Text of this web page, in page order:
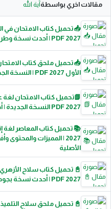
مقالات اخري بواسطةآية الله
📥 تحميل كتاب الامتحان في
2027 PDF | أحدث نسخة وطريقة الاستفادة منه
📥 تحميل ملحق كتاب
الأول 2027 PDF | النسخة الجديدة
📗تحميل كتاب الامتحان لغة
2027 PDF النسخة الجديدة | أحدث إصدار بجودة عالية
📚 تحميل كتاب المعاصر لغة
2027 | المميزات
الأصلية
📓 تحميل كتاب سلاح
2027 PDF | أحدث نسخة بجودة عالية ورابط مباشر